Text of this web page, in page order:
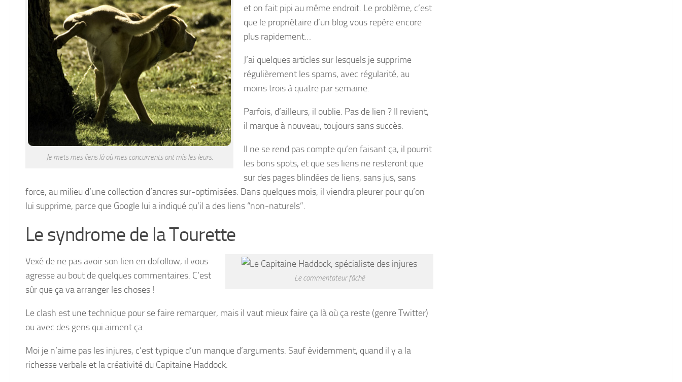
Je mets mes liens là où mes concurrents ont mis les leurs.
et on fait pipi au même endroit. Le problème, c’est
que le propriétaire d’un blog vous repère encore
plus rapidement…
J’ai quelques articles sur lesquels je supprime
régulièrement les spams, avec régularité, au
moins trois à quatre par semaine.
Parfois, d’ailleurs, il oublie. Pas de lien ? Il revient,
il marque à nouveau, toujours sans succès.
Il ne se rend pas compte qu’en faisant ça, il pourrit
les bons spots, et que ses liens ne resteront que
sur des pages blindées de liens, sans jus, sans
force, au milieu d’une collection d’ancres sur-optimisées. Dans quelques mois, il viendra pleurer pour qu’on
lui supprime, parce que Google lui a indiqué qu’il a des liens “non-naturels”.
Le syndrome de la Tourette
Le commentateur fâché
Vexé de ne pas avoir son lien en dofollow, il vous
agresse au bout de quelques commentaires. C’est
sûr que ça va arranger les choses !
Le clash est une technique pour se faire remarquer, mais il vaut mieux faire ça là où ça reste (genre Twitter)
ou avec des gens qui aiment ça.
Moi je n’aime pas les injures, c’est typique d’un manque d’arguments. Sauf évidemment, quand il y a la
richesse verbale et la créativité du Capitaine Haddock.